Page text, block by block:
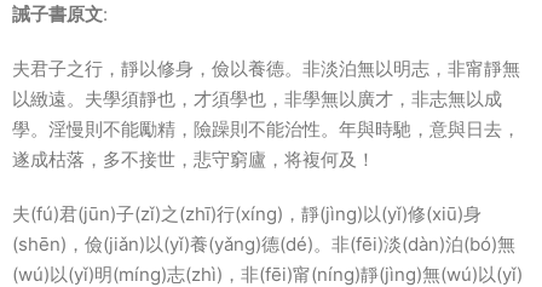
誡子書原文:
夫君子之行，靜以修身，儉以養德。非淡泊無以明志，非甯靜無
以緻遠。夫學須靜也，才須學也，非學無以廣才，非志無以成
學。淫慢則不能勵精，險躁則不能治性。年與時馳，意與日去，
遂成枯落，多不接世，悲守窮廬，将複何及！
夫(fú)君(jūn)子(zǐ)之(zhī)行(xínɡ)，靜(jìnɡ)以(yǐ)修(xiū)身
(shēn)，儉(jiǎn)以(yǐ)養(yǎnɡ)德(dé)。非(fēi)淡(dàn)泊(bó)無
(wú)以(yǐ)明(mínɡ)志(zhì)，非(fēi)甯(nínɡ)靜(jìnɡ)無(wú)以(yǐ)